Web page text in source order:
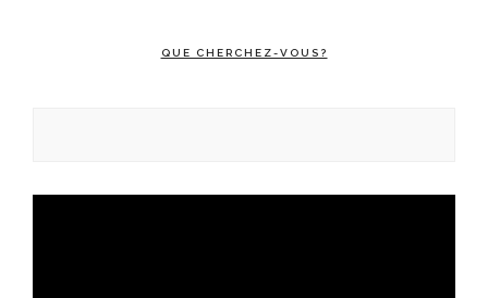
QUE CHERCHEZ-VOUS?